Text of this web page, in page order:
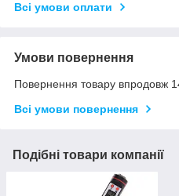
Всі умови оплати
Умови повернення
Повернення товару впродовж
Всі умови повернення
Подібні товари компанії